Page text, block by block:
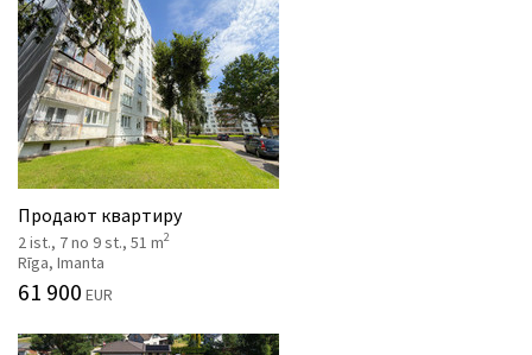
Услуги
Kонтакты
Продают квартиру
2 ist., 7 no 9 st., 51 m2
Rīga, Imanta
61 900 EUR